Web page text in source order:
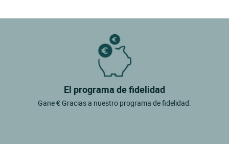
El programa de fidelidad
Gane € Gracias a nuestro programa de fidelidad.